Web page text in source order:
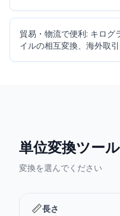
貿易・物流で便利: キログ
イルの相互変換、海外取引
単位変換ツール
変換を選んでください
📏長さ